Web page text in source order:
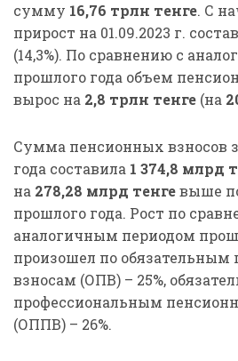
сумму 16,76 трлн тенге. С
прирост на 01.09.2023 г.
(14,3%). По сравнению с
прошлого года объем
вырос на 2,8 трлн тенге (на
Сумма пенсионных взносов
года составила 1 374,8 млрд
на 278,28 млрд тенгевыше
прошлого года. Рост по
аналогичным периодом
произошел по
взносам (ОПВ) – 25%,
профессиональным
(ОППВ) – 26%.